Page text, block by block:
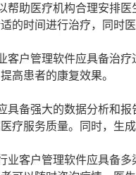
帮助医疗机构合理安排
的时间进行治疗，同时
客户管理软件应具备治
高患者的康复效果。
具备强大的数据分析和
疗服务质量。同时，生
业客户管理软件应具备